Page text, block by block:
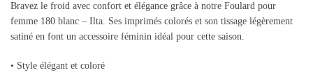
Bravez le froid avec confort et élégance grâce à notre Foulard pour
femme 180 blanc – Ilta. Ses imprimés colorés et son tissage légèrement
satiné en font un accessoire féminin idéal pour cette saison.
• Style élégant et coloré